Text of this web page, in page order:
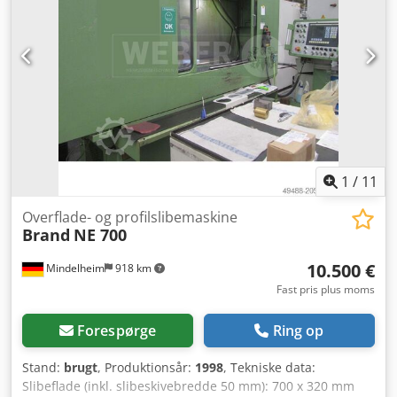
Vægt, ca.: 12.000 kg Udstyr: - Siemens SINUMERIK 840D
styring, betjeningspanel OPO12 - Målesystem -
Elektromagnetisk spændebord - Fuld kapsling -
Centralsmøring Dkedpfx Aisxzq I Ss Isr - Tågeudsugning -
Spændesystem til automatisk skiveskift - Kølemiddelsystem
- Kølevandskøler - Profileringsenhed
Vandbehandlingsanlæg kan leveres mod merpris
1 / 11
Mindelheim 918 km
Overflade- og profilslibemaskine
Brand NE 700
10.500 €
Fast pris plus moms
Forespørge Ring op
Stand: brugt, Produktionsår: 1998, Tekniske data:
Slibeflade (inkl. slibeskivebredde 50 mm): 700 x 320 mm